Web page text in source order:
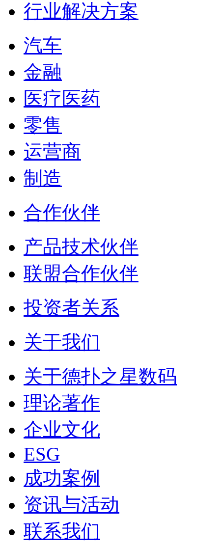
行业解决方案
汽车
金融
医疗医药
零售
运营商
制造
合作伙伴
产品技术伙伴
联盟合作伙伴
投资者关系
关于我们
关于德扑之星数码
理论著作
企业文化
ESG
成功案例
资讯与活动
联系我们